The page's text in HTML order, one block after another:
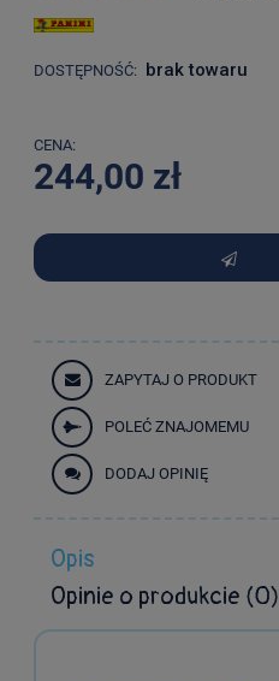
DOSTĘPNOŚĆ: brak towaru
CENA:
244,00 zł
ZAPYTAJ O PRODUKT
POLEĆ ZNAJOMEMU
DODAJ OPINIĘ
Opis
Opinie o produkcie (0)